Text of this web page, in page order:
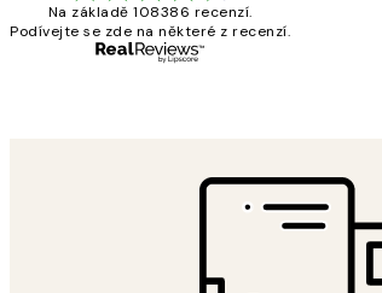
Na základě 108386 recenzí.
Podívejte se zde na některé z recenzí.